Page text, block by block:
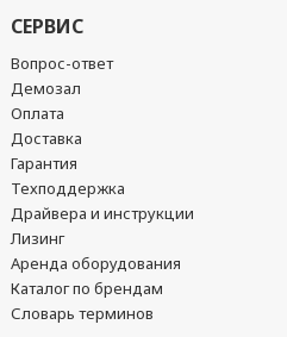
СЕРВИС
Вопрос-ответ
Демозал
Оплата
Доставка
Гарантия
Техподдержка
Драйвера и инструкции
Лизинг
Аренда оборудования
Каталог по брендам
Словарь терминов